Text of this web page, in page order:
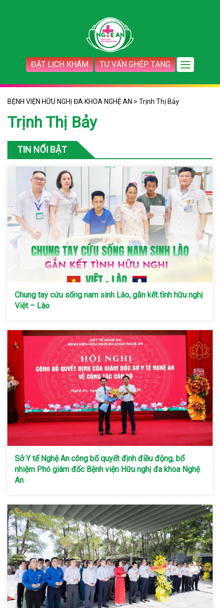
ĐẶT LỊCH KHÁM TƯ VẤN GHÉP TẠNG
BỆNH VIỆN HỮU NGHỊ ĐA KHOA NGHỆ AN > Trịnh Thị Bảy
Trịnh Thị Bảy
TIN NỔI BẬT
Chung tay cứu sống nam sinh Lào, gắn kết tình hữu nghị
Việt – Lào
Sở Y tế Nghệ An công bố quyết định điều động, bổ
nhiệm Phó giám đốc Bệnh viện Hữu nghị đa khoa Nghệ
An